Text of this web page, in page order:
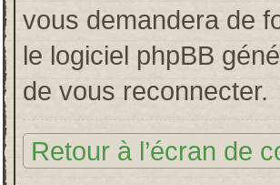
vous demandera de
le logiciel phpBB
de vous reconnecter.
Retour à l’écran de